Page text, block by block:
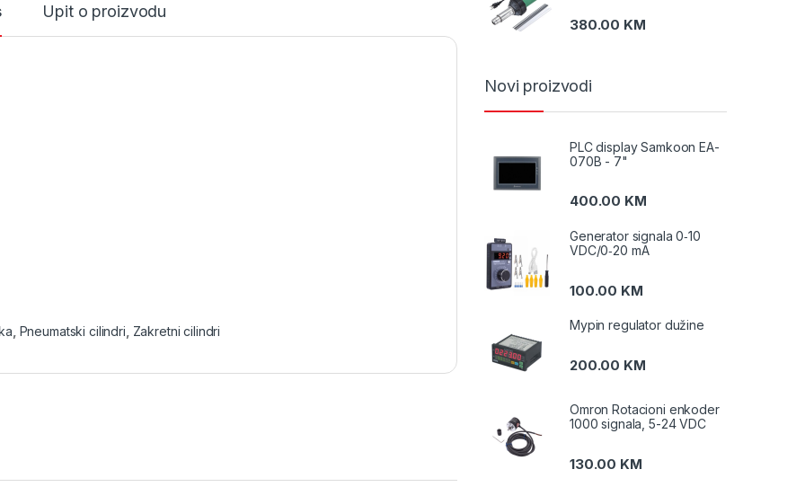
Upit o proizvodu
Pneumatski cilindri Zakretni cilindri
380.00 KM
Novi proizvodi
PLC display Samkoon EA-
070B - 7"
400.00 KM
Generator signala 0‑10
VDC/0‑20 mA
100.00 KM
Mypin regulator dužine
200.00 KM
Omron Rotacioni enkoder
1000 signala, 5-24 VDC
130.00 KM